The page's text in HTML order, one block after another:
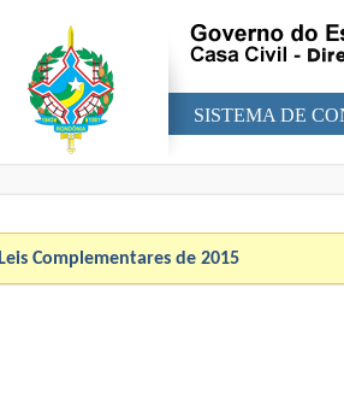
SISTEMA DE
Leis Complementares de 2015